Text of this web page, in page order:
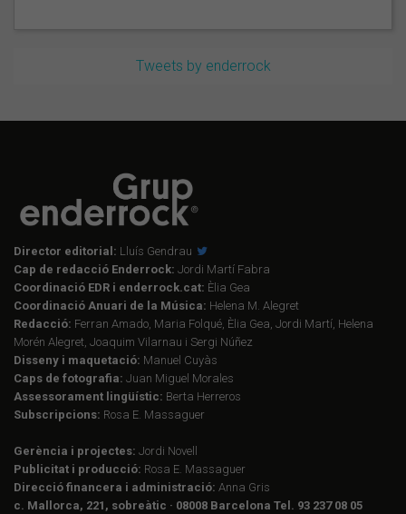
Tweets by enderrock
Director editorial: Lluís Gendrau
Cap de redacció Enderrock: Jordi Martí Fabra
Coordinació EDR i enderrock.cat: Èlia Gea
Coordinació Anuari de la Música: Helena M. Alegret
Redacció: Ferran Amado, Maria Folqué, Èlia Gea, Jordi Martí, Helena
Morén Alegret, Joaquim Vilarnau i Sergi Núñez
Disseny i maquetació: Manuel Cuyàs
Caps de fotografia: Juan Miguel Morales
Assessorament lingüístic: Berta Herreros
Subscripcions: Rosa E. Massaguer
Gerència i projectes: Jordi Novell
Publicitat i producció: Rosa E. Massaguer
Direcció financera i administració: Anna Gris
c. Mallorca, 221, sobreàtic · 08008 Barcelona Tel. 93 237 08 05